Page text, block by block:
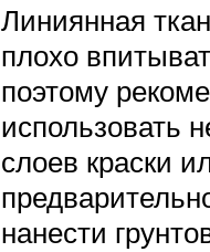
Линиянная
плохо
поэтому
использовать
слоев краски
нанести